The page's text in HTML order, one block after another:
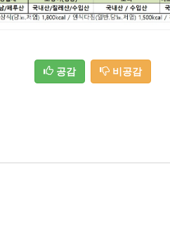
공감 비공감